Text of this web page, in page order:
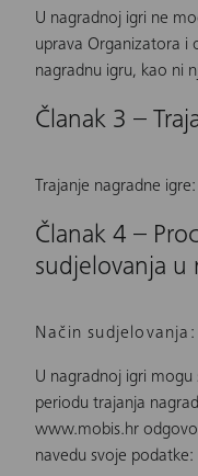
U nagradnoj igri ne
uprava Organizatora i
nagradnu igru, kao ni
Članak 3 –
Trajanje nagradne
Članak 4 –
sudjelovanja u
Način sudjelovanja:
U nagradnoj igri mogu
periodu trajanja
www.mobis.hr
navedu svoje podatke: